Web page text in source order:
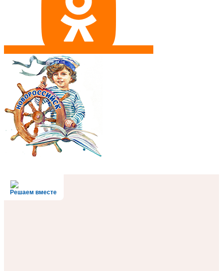
Решаем вместе